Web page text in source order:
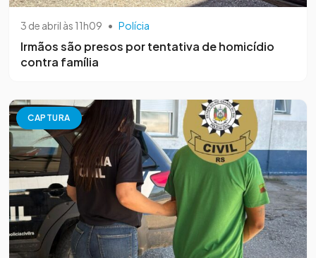
3 de abril às 11h09 • Polícia
Irmãos são presos por tentativa de homicídio
contra família
CAPTURA